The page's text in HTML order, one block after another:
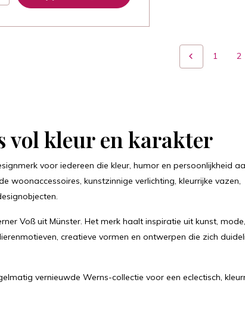
1 2
vol kleur en karakter
voor iedereen die kleur, humor en persoonlijkheid
woonaccessoires, kunstzinnige verlichting, kleurrijke vazen,
Voß uit Münster. Het merk haalt inspiratie uit kunst,
creatieve vormen en ontwerpen die zich
vernieuwde Werns-collectie voor een eclectisch,